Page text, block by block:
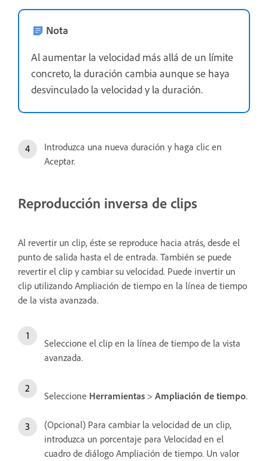
Nota
Al aumentar la velocidad más allá de un límite
concreto, la duración cambia aunque se haya
desvinculado la velocidad y la duración.
Introduzca una nueva duración y haga clic en
Aceptar.
Reproducción inversa de clips
Al revertir un clip, éste se reproduce hacia atrás, desde el
punto de salida hasta el de entrada. También se puede
revertir el clip y cambiar su velocidad. Puede invertir un
clip utilizando Ampliación de tiempo en la línea de tiempo
de la vista avanzada.
Seleccione el clip en la línea de tiempo de la vista
avanzada.
Seleccione Herramientas > Ampliación de tiempo.
(Opcional) Para cambiar la velocidad de un clip,
introduzca un porcentaje para Velocidad en el
cuadro de diálogo Ampliación de tiempo. Un valor